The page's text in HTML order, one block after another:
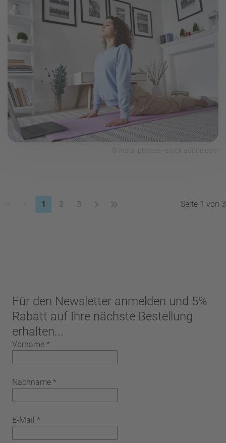
1 2 3 Seite 1 von 3
Für den Newsletter anmelden und 5%
Rabatt auf Ihre nächste Bestellung
erhalten...
Vorname *
Nachname *
E-Mail *